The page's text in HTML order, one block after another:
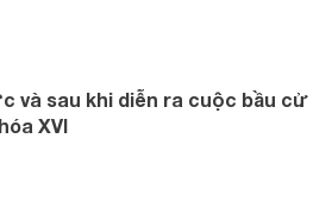
và sau khi diễn ra cuộc bầu cử
XVI